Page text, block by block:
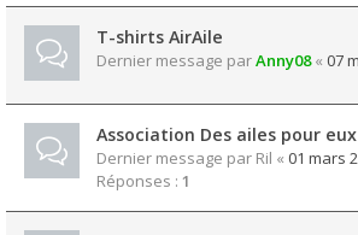
T-shirts AirAile
Dernier message parAnny08« 07
Association Des ailes pour eux
Dernier message par Ril « 01 mars
Réponses : 1